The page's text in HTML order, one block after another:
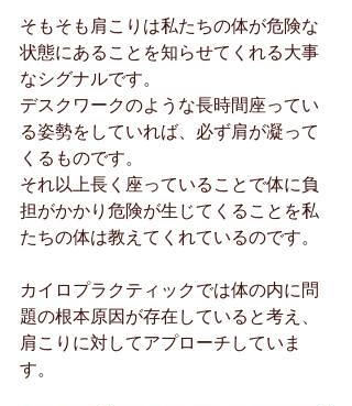
そもそも肩こりは私たちの体が危険な
状態にあることを知らせてくれる大事
なシグナルです。
デスクワークのような長時間座ってい
る姿勢をしていれば、必ず肩が凝って
くるものです。
それ以上長く座っていることで体に負
担がかかり危険が生じてくることを私
たちの体は教えてくれているのです。
カイロプラクティックでは体の内に問
題の根本原因が存在していると考え、
肩こりに対してアプローチしていま
す。